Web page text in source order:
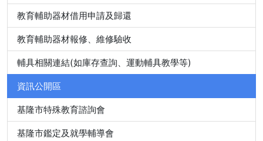
教育輔助器材借用申請及歸還
教育輔助器材報修、維修驗收
輔具相關連結(如庫存查詢、運動輔具教學等)
資訊公開區
基隆市特殊教育諮詢會
基隆市鑑定及就學輔導會